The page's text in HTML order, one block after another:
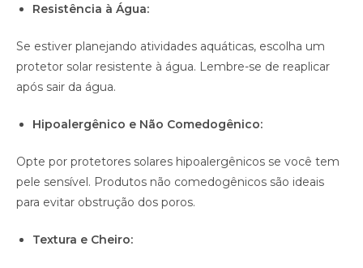
Resistência à Água:
Se estiver planejando atividades aquáticas, escolha um
protetor solar resistente à água. Lembre-se de reaplicar
após sair da água.
Hipoalergênico e Não Comedogênico:
Opte por protetores solares hipoalergênicos se você tem
pele sensível. Produtos não comedogênicos são ideais
para evitar obstrução dos poros.
Textura e Cheiro: